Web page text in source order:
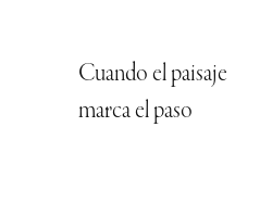
Cuando el paisaje
marca el paso